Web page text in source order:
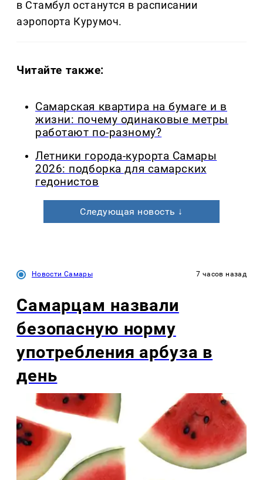
в Стамбул останутся в расписании
аэропорта Курумоч.
Читайте также:
Самарская квартира на бумаге и в
жизни: почему одинаковые метры
работают по-разному?
Летники города-курорта Самары
2026: подборка для самарских
гедонистов
Следующая новость ↓
Новости Самары 7 часов назад
Самарцам назвали
безопасную норму
употребления арбуза в
день